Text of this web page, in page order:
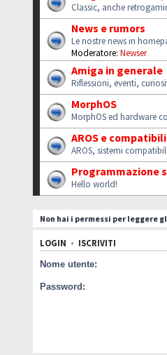
Classic, anche
News e rumors
Le nostre news in
Moderatore: Newser
Amiga in generale
Riflessioni, eventi,
MorphOS
MorphOS ed hardware
AROS e compatibili
AROS, sistemi
Programmazione
Hello world!
Non hai i permessi per leggere
LOGIN • ISCRIVITI
Nome utente:
Password: